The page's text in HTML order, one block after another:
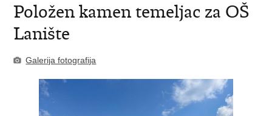
Položen kamen temeljac za OŠ
Lanište
Galerija fotografija